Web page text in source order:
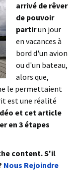
arrivé de rêver
de pouvoir
partirun jour
en vacances à
bord d'un avion
ou d'un bateau,
alors que,
le permettaient
est une réalité
et cet article
en 3 étapes
content. S'il
Nous Rejoindre